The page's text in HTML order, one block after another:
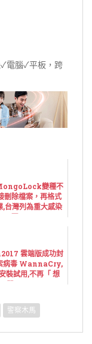
電腦✓平板，跨
變種不
刪除檔案，再格式
,台灣列為重大感染
區
雲端版成功封
病毒 WannaCry,
裝試用,不再「 想
哭」!
警察木馬